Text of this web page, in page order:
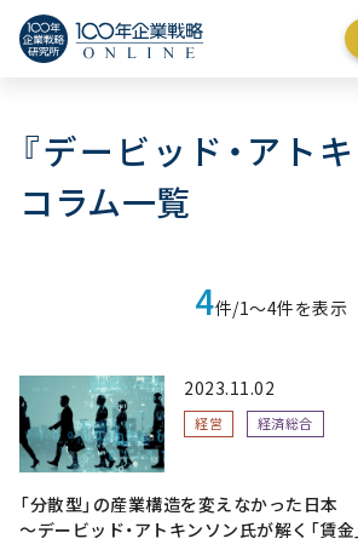
『デービッド・アト
コラム一覧
4件/1〜4件を表示
2023.11.02
経営 経済総合
「分散型」の産業構造を変えなかった日本
～デービッド・アトキンソン氏が解く「賃金